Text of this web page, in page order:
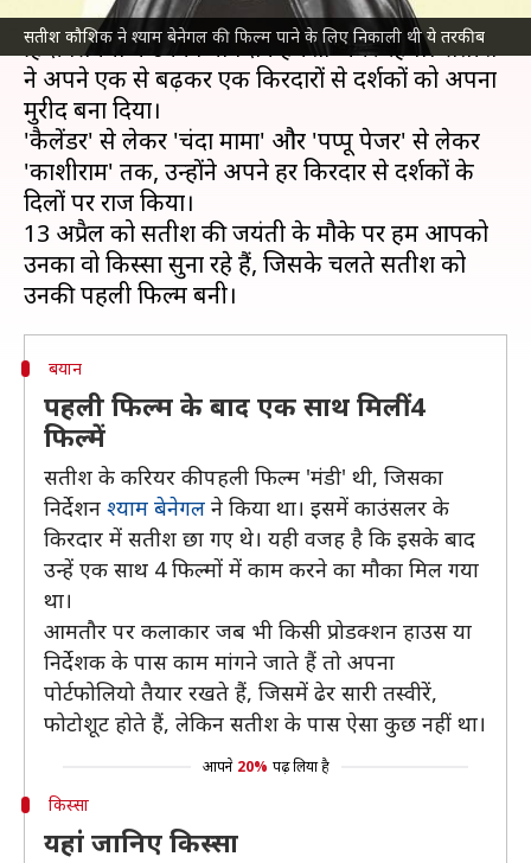
सतीश कौशिक ने श्याम बेनेगल की फिल्म पाने के लिए निकाली थी ये तरकीब
अभिनेतासतीश कौशिकअब हमारे बीच नहीं हैं, लेकिन
हिंदी सिनेमा में उनका योगदान हमेशा अमर रहेगा। सतीश
ने अपने एक से बढ़कर एक किरदारों से दर्शकों को अपना
मुरीद बना दिया।
'कैलेंडर' से लेकर 'चंदा मामा' और 'पप्पू पेजर' से लेकर
'काशीराम' तक, उन्होंने अपने हर किरदार से दर्शकों के
दिलों पर राज किया।
13 अप्रैल को सतीश की जयंती के मौके पर हम आपको
उनका वो किस्सा सुना रहे हैं, जिसके चलते सतीश को
बयान
पहली फिल्म के बाद एक साथ मिलीं 4
फिल्में
सतीश के करियर की पहली फिल्म 'मंडी' थी, जिसका
निर्देशन श्याम बेनेगल ने किया था। इसमें काउंसलर के
किरदार में सतीश छा गए थे। यही वजह है कि इसके बाद
उन्हें एक साथ 4 फिल्मों में काम करने का मौका मिल गया
था।
आमतौर पर कलाकार जब भी किसी प्रोडक्शन हाउस या
निर्देशक के पास काम मांगने जाते हैं तो अपना
पोर्टफोलियो तैयार रखते हैं, जिसमें ढेर सारी तस्वीरें,
फोटोशूट होते हैं, लेकिन सतीश के पास ऐसा कुछ नहीं था।
आपने 20% पढ़ लिया है
किस्सा
यहां जानिए किस्सा